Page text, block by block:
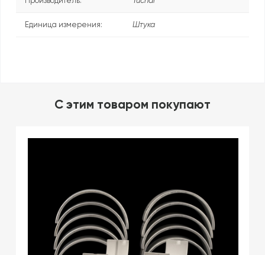
Единица измерения: Штука
C этим товаром покупают